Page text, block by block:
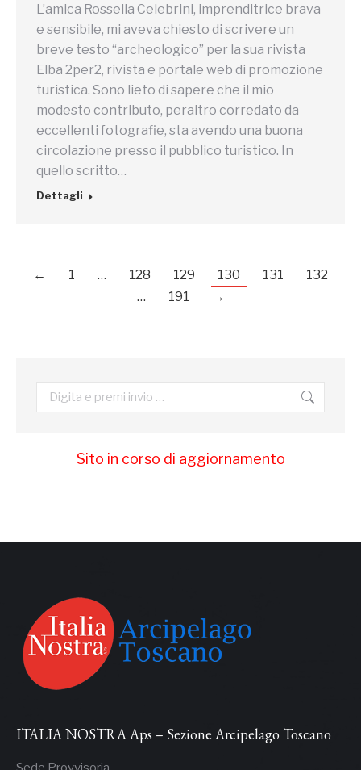
L’amica Rossella Celebrini, imprenditrice brava
e sensibile, mi aveva chiesto di scrivere un
breve testo “archeologico” per la sua rivista
Elba 2per2, rivista e portale web di promozione
turistica. Sono lieto di sapere che il mio
modesto contributo, peraltro corredato da
eccellenti fotografie, sta avendo una buona
circolazione presso il pubblico turistico. In
quello scritto…
Dettagli
← 1 … 128 129 130 131
132
…
191 →
Cerca:
Sito in corso di aggiornamento
ITALIA NOSTRA Aps – Sezione Arcipelago Toscano